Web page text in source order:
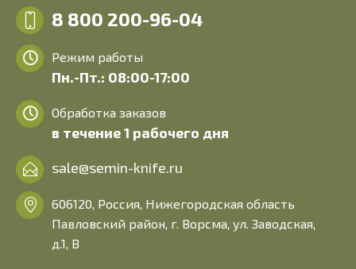
8 800 200-96-04
Режим работы
Пн.-Пт.: 08:00-17:00
Обработка заказов
в течение 1 рабочего дня
sale@semin-knife.ru
606120, Россия, Нижегородская область
Павловский район, г. Ворсма, ул. Заводская,
д.1, В